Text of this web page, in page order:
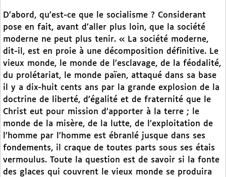
D’abord, qu’est-ce que le socialisme ? Considerant
pose en fait, avant d’aller plus loin, que la société
moderne ne peut plus tenir. « La société moderne,
dit-il, est en proie à une décomposition définitive. Le
vieux monde, le monde de l’esclavage, de la féodalité,
du prolétariat, le monde païen, attaqué dans sa base
il y a dix-huit cents ans par la grande explosion de la
doctrine de liberté, d’égalité et de fraternité que le
Christ eut pour mission d’apporter à la terre ; le
monde de la misère, de la lutte, de l’exploitation de
l’homme par l’homme est ébranlé jusque dans ses
fondements, il craque de toutes parts sous ses étais
vermoulus. Toute la question est de savoir si la fonte
des glaces qui couvrent le vieux monde se produira